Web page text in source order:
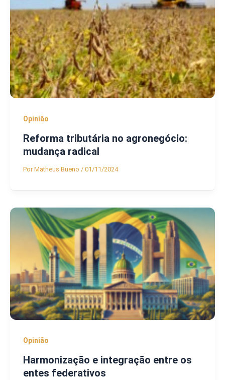
Opinião
Reforma tributária no agronegócio:
mudança radical
PorMatheus Bueno / 01/11/2024
Opinião
Harmonização e integração entre os
entes federativos